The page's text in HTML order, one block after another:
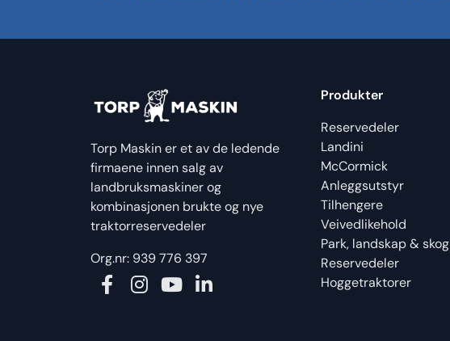
Torp Maskin er et av de ledende
firmaene innen salg av
landbruksmaskiner og
kombinasjonen brukte og nye
traktorreservedeler
Org.nr: 939 776 397
Produkter
Reservedeler
Landini
McCormick
Anleggsutstyr
Tilhengere
Veivedlikehold
Park, landskap & skog
Reservedeler
Hoggetraktorer